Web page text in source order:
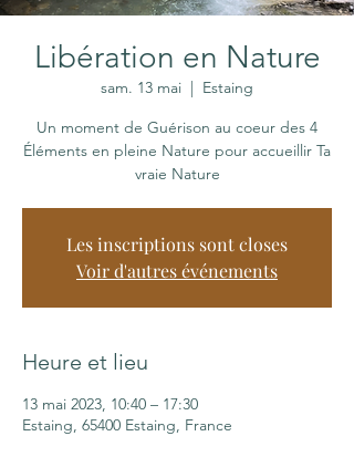
Libération en Nature
sam. 13 mai
Estaing
Un moment de Guérison au coeur des 4
Éléments en pleine Nature pour accueillir Ta
vraie Nature
Les inscriptions sont closes
Voir d'autres événements
Heure et lieu
13 mai 2023, 10:40 – 17:30
Estaing, 65400 Estaing, France